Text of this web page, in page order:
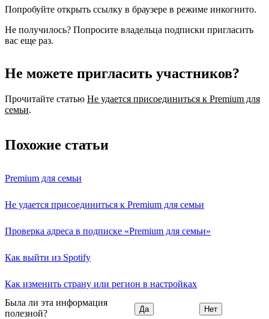
Попробуйте открыть ссылку в браузере в режиме инкогнито.
Не получилось? Попросите владельца подписки пригласить
вас еще раз.
Не можете пригласить участников?
Прочитайте статью Не удается присоединиться к Premium для
семьи.
Похожие статьи
Premium для семьи
Не удается присоединиться к Premium для семьи
Проверка адреса в подписке «Premium для семьи»
Как выйти из Spotify
Как изменить страну или регион в настройках
Была ли эта информация
полезной?
Да Нет